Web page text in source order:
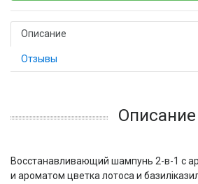
Описание
Отзывы
Описание
Восстанавливающий шампунь 2-в-1 с
и ароматом цветка лотоса и